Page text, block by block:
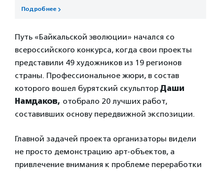
Подробнее
Путь «Байкальской эволюции» начался со
всероссийского конкурса, когда свои проекты
представили 49 художников из 19 регионов
страны. Профессиональное жюри, в состав
которого вошел бурятский скульптор Даши
Намдаков, отобрало 20 лучших работ,
составивших основу передвижной экспозиции.
Главной задачей проекта организаторы видели
не просто демонстрацию арт-объектов, а
привлечение внимания к проблеме переработки